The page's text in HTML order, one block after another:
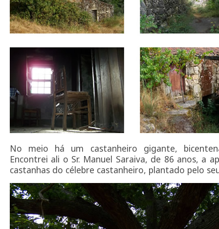
No meio há um castanheiro gigante,
Encontrei ali o Sr. Manuel Saraiva, de 86 anos, a
castanhas do célebre castanheiro, plantado pelo